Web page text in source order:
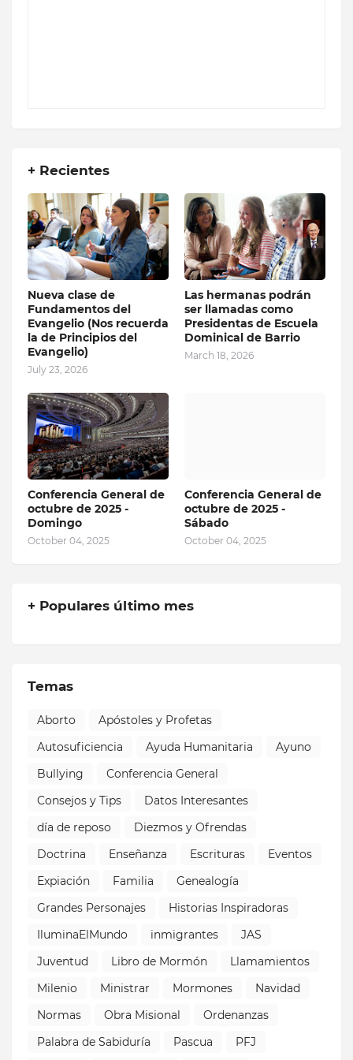
+ Recientes
Nueva clase de
Fundamentos del
Evangelio (Nos recuerda
la de Principios del
Evangelio)
July 23, 2026
Las hermanas podrán
ser llamadas como
Presidentas de Escuela
Dominical de Barrio
March 18, 2026
Conferencia General de
octubre de 2025 -
Domingo
October 04, 2025
Conferencia General de
octubre de 2025 -
Sábado
October 04, 2025
+ Populares último mes
Temas
Aborto
Apóstoles y Profetas
Autosuficiencia
Ayuda Humanitaria
Ayuno
Bullying
Conferencia General
Consejos y Tips
Datos Interesantes
día de reposo
Diezmos y Ofrendas
Doctrina
Enseñanza Escrituras
Eventos
Expiación
Familia
Genealogía
Grandes Personajes
Historias Inspiradoras
IluminaElMundo
inmigrantes
JAS
Juventud
Libro de Mormón
Llamamientos
Milenio
Ministrar Mormones
Navidad
Normas
Obra Misional
Ordenanzas
Palabra de Sabiduría
Pascua
PFJ